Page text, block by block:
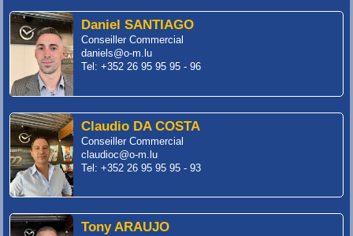
Daniel SANTIAGO
Conseiller Commercial
daniels@o-m.lu
Tel: +352 26 95 95 95 - 96
Claudio DA COSTA
Conseiller Commercial
claudioc@o-m.lu
Tel: +352 26 95 95 95 - 93
Tony ARAUJO